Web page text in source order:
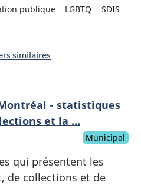
publique LGBTQ
SDIS
similaires
- statistiques
et la …
Municipal
qui présentent les
de collections et de